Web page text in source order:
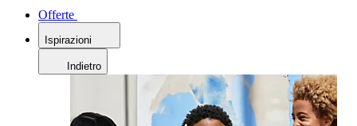
Offerte
Ispirazioni
Indietro